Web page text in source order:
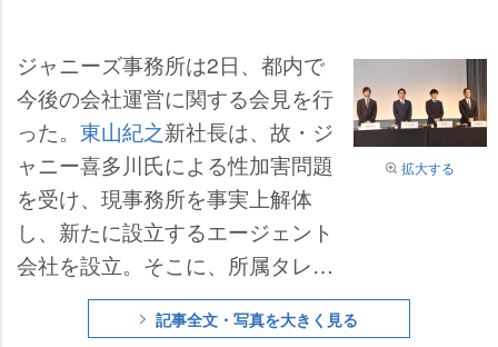
拡大する
ジャニーズ事務所は2日、都内で
今後の会社運営に関する会見を行
った。 東山紀之新社長は、故・ジ
ャニー喜多川氏による性加害問題
を受け、現事務所を事実上解体
し、新たに設立するエージェント
会社を設立。そこに、所属タレン
トが個人やグループで作る事務所
と個別に契約を結ぶ態勢を整える
記事全文・写真を大きく見る